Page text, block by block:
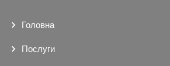
Головна
Послуги